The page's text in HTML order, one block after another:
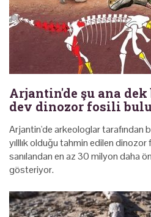
Arjantin'de şu ana
dev dinozor fosili
Arjantin'de arkeologlar tarafından
yılllık olduğu tahmin edilen
sanılandan en az 30 milyon daha
gösteriyor.